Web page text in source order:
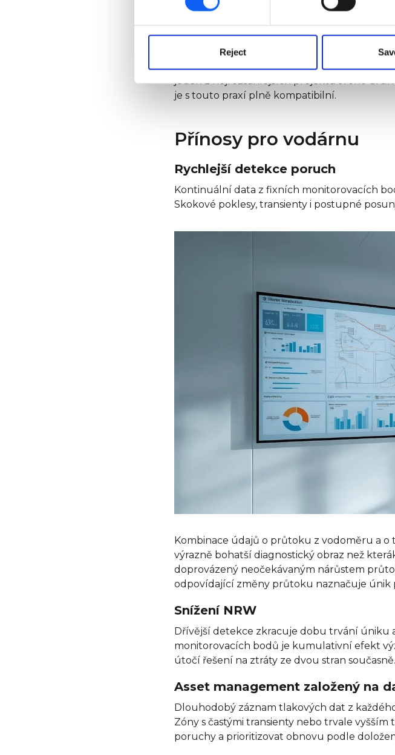
Reject
Data přicházejí do centrální platformy v
se systémy GIS, SCADA a správou majetku.
Architektura není teoretická. Její
Yorkshire Water provozuje přes 1,3 milionu
jeden z nejrozsáhlejších projektů svého
je s touto praxí plně kompatibilní.
Přínosy pro vodárnu
Rychlejší detekce poruch
Kontinuální data z fixních monitorovacích
Skokové poklesy, transienty i postupné
Kombinace údajů o průtoku z vodoměru a
výrazně bohatší diagnostický obraz než
doprovázený neočekávaným nárůstem
odpovídající změny průtoku naznačuje únik
Snížení NRW
Dřívější detekce zkracuje dobu trvání úniku
monitorovacích bodů je kumulativní efekt
útočí řešení na ztráty ze dvou stran současně.
Asset management založený na
Dlouhodobý záznam tlakových dat z
Zóny s častými transienty nebo trvale
poruchy a prioritizovat obnovu podle